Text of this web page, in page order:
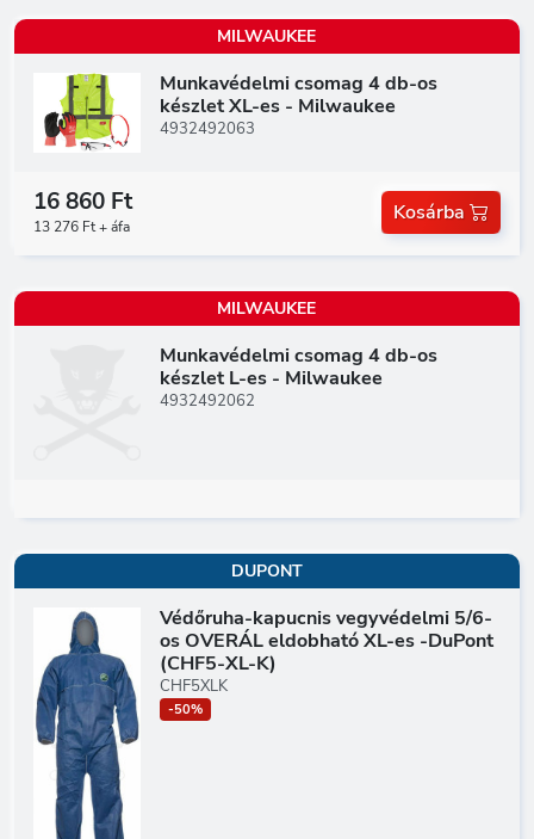
MILWAUKEE
Munkavédelmi csomag 4 db-os
készlet XL-es - Milwaukee
4932492063
16 860 Ft
13 276 Ft + áfa
Kosárba
MILWAUKEE
Munkavédelmi csomag 4 db-os
készlet L-es - Milwaukee
4932492062
DUPONT
Védőruha-kapucnis vegyvédelmi 5/6-
os OVERÁL eldobható XL-es -DuPont
(CHF5-XL-K)
CHF5XLK
-50%